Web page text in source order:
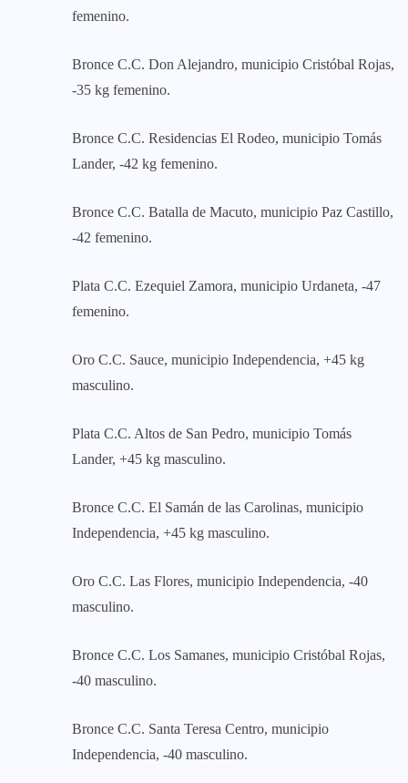
femenino.
Bronce C.C. Don Alejandro, municipio Cristóbal Rojas,
-35 kg femenino.
Bronce C.C. Residencias El Rodeo, municipio Tomás
Lander, -42 kg femenino.
Bronce C.C. Batalla de Macuto, municipio Paz Castillo,
-42 femenino.
Plata C.C. Ezequiel Zamora, municipio Urdaneta, -47
femenino.
Oro C.C. Sauce, municipio Independencia, +45 kg
masculino.
Plata C.C. Altos de San Pedro, municipio Tomás
Lander, +45 kg masculino.
Bronce C.C. El Samán de las Carolinas, municipio
Independencia, +45 kg masculino.
Oro C.C. Las Flores, municipio Independencia, -40
masculino.
Bronce C.C. Los Samanes, municipio Cristóbal Rojas,
-40 masculino.
Bronce C.C. Santa Teresa Centro, municipio
Independencia, -40 masculino.